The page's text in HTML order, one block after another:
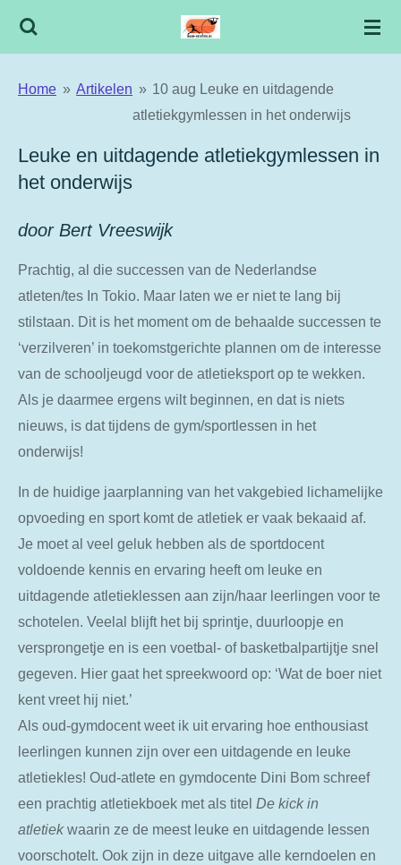
Ga
de
Home » Artikelen » 10 aug Leuke en uitdagende
atletiekgymlessen in het onderwijs
Leuke en uitdagende atletiekgymlessen in
het onderwijs
door Bert Vreeswijk
Prachtig, al die successen van de Nederlandse
atleten/tes In Tokio. Maar laten we er niet te lang bij
stilstaan. Dit is het moment om de behaalde successen te
‘verzilveren’ in toekomstgerichte plannen om de interesse
van de schooljeugd voor de atletieksport op te wekken.
Als je daarmee ergens wilt beginnen, en dat is niets
nieuws, is dat tijdens de gym/sportlessen in het
onderwijs!
In de huidige jaarplanning van het vakgebied lichamelijke
opvoeding en sport komt de atletiek er vaak bekaaid af.
Je moet al veel geluk hebben als de sportdocent
voldoende kennis en ervaring heeft om leuke en
uitdagende atletieklessen aan zijn/haar leerlingen voor te
schotelen. Veelal blijft het bij sprintje, duurloopje en
versprongetje en is een voetbal- of basketbalpartijtje snel
gegeven. Hier gaat het spreekwoord op: ‘Wat de boer niet
kent vreet hij niet.’
Als oud-gymdocent weet ik uit ervaring hoe enthousiast
leerlingen kunnen zijn over een uitdagende en leuke
atletiekles! Oud-atlete en gymdocente Dini Bom schreef
een prachtig atletiekboek met als titel De kick in
atletiekwaarin ze de meest leuke en uitdagende lessen
voorschotelt. Ook zijn in deze uitgave alle kerndoelen en